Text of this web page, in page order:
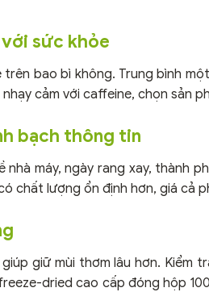
sức khỏe
bao bì không. Trung bình
cảm với caffeine, chọn sản
bạch thông tin
máy, ngày rang xay, thành
chất lượng ổn định hơn, giá cả
giữ mùi thơm lâu hơn. Kiểm
dried cao cấp đóng hộp